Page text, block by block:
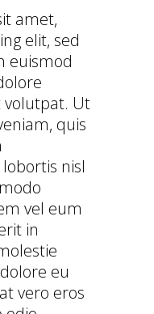
amet,
elit, sed
euismod
volutpat. Ut
quis
nisl
vel eum
in
eu
vero eros